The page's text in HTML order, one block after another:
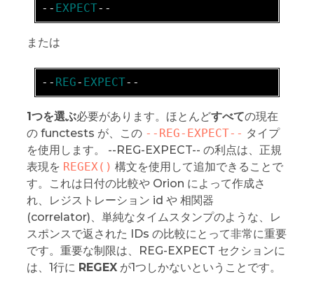
- - EXPECT
または
- - REG- EXPECT
1つを選ぶ必要があります。ほとんどすべての現在
の functests が、この --REG-EXPECT-- タイプ
を使用します。 --REG-EXPECT-- の利点は、正規
表現を REGEX() 構文を使用して追加できることで
す。これは日付の比較や Orion によって作成さ
れ、レジストレーション id や 相関器
(correlator)、単純なタイムスタンプのような、レ
スポンスで返された IDs の比較にとって非常に重要
です。重要な制限は、REG-EXPECT セクションに
は、1行に REGEXが1つしかないということです。